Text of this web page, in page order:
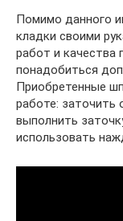
Помимо данного
кладки своими
работ и качества
понадобиться
Приобретенные
работе:
выполнить
использовать